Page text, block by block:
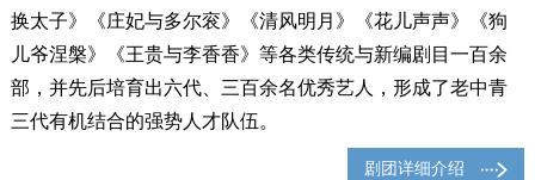
换太子》《庄妃与多尔衮》《清风明月》《花儿声声》《狗
儿爷涅槃》《王贵与李香香》等各类传统与新编剧目一百余
部，并先后培育出六代、三百余名优秀艺人，形成了老中青
三代有机结合的强势人才队伍。
剧团详细介绍